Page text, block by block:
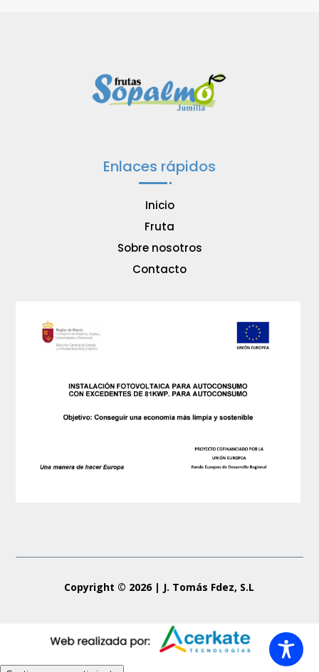
Enlaces rápidos
Inicio
Fruta
Sobre nosotros
Contacto
Copyright © 2026 | J. Tomás Fdez, S.L